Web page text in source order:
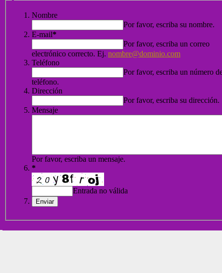
Nombre
Por favor, escriba su nombre.
E-mail*
Por favor, escriba un correo
electrónico correcto. Ej. nombre@dominio.com
Teléfono
Por favor, escriba un número
teléfono.
Dirección
Por favor, escriba su dirección.
Mensaje
Por favor, escriba un mensaje.
*
Entrada no válida